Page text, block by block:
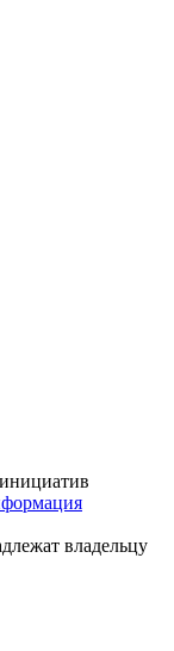
владельцу